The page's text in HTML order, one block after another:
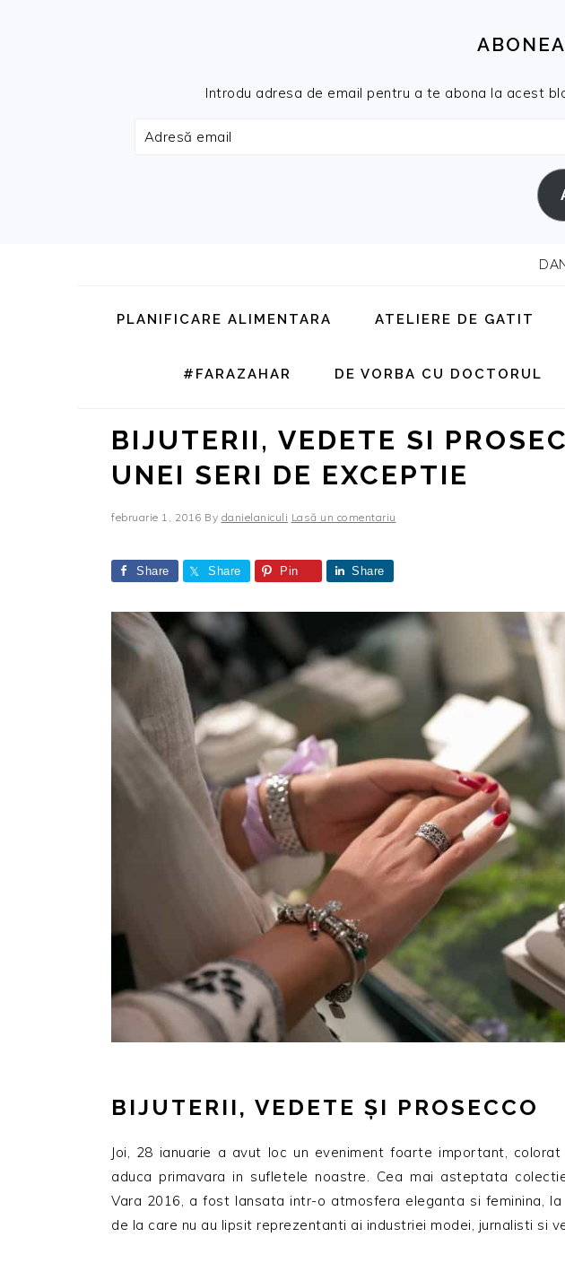
Introdu adresa de email pentru a te abona la acest
Adresă
PLANIFICARE ALIMENTARA ATELIERE DE GATIT
#FARAZAHAR DE VORBA CU DOCTORUL
BIJUTERII, VEDETE SI
UNEI SERI DE EXCEPTIE
februarie 1, 2016 By danielaniculi Lasă un comentariu
Share Share Pin Share
BIJUTERII, VEDETE ȘI PROSECCO
Joi, 28 ianuarie a avut loc un eveniment foarte important,
aduca primavara in sufletele noastre. Cea mai asteptata
Vara 2016, a fost lansata intr-o atmosfera eleganta si feminina, la
de la care nu au lipsit reprezentanti ai industriei modei, jurnalisti si